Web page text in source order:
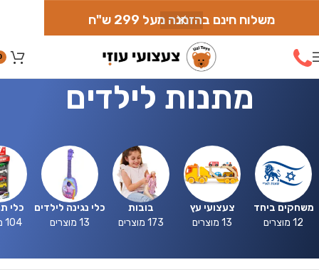
משלוח חינם בהזמנה מעל 299 ש"ח
מתנות לילדים
משחקים ביחד
12 מוצרים
צעצועי עץ
13 מוצרים
בובות
173 מוצרים
כלי נגינה לילדים
13 מוצרים
כלי
104 מוצרים